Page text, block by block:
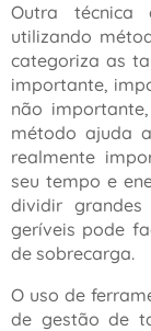
Outra
utilizando
categoriza as
importante,
não
método ajuda
realmente
seu tempo e
dividir
geríveis pode
de sobrecarga.
O uso de
de gestão de